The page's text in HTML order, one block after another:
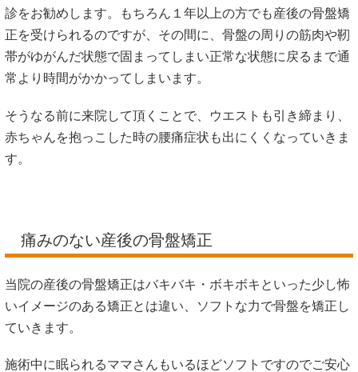
診をお勧めします。もちろん１年以上の方でも産後の骨盤矯
正を受けられるのですが、その間に、骨盤の周りの筋肉や靭
帯がゆがんだ状態で固まってしまい正常な状態に戻るまで通
常より時間がかかってしまいます。
そうなる前に来院して頂くことで、ウエストも引き締まり、
赤ちゃんを抱っこした時の腰痛症状も出にくくなっていきま
す。
痛みのない産後の骨盤矯正
当院の産後の骨盤矯正はバキバキ・ボキボキといった少し怖
いイメージのある矯正とは違い、ソフトな力で骨盤を矯正し
ていきます。
施術中に眠られるママさんもいるほどソフトですのでご安心